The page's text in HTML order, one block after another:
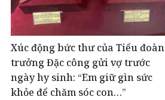
Xúc động bức thư của Tiểu đoàn
trưởng Đặc công gửi vợ trước
ngày hy sinh: “Em giữ gìn sức
khỏe để chăm sóc con…”